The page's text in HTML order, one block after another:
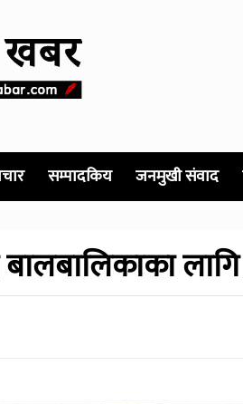
सम्पादकिय जनमुखी संवाद
बालबालिकाका